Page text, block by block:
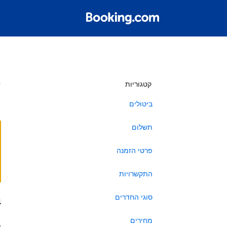
קטגוריות
ביטולים
תשלום
פרטי הזמנה
התקשרויות
סוגי החדרים
מחירים